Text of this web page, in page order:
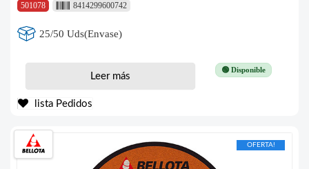
501078
8414299600742
25/50 Uds(Envase)
🟢 Disponible
Leer más
lista Pedidos
OFERTA!